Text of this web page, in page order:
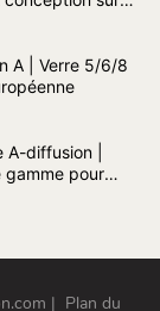
A | Verre 5/6/8
diffusion |
gamme pour
| Plan du